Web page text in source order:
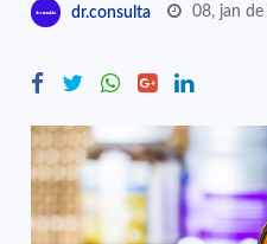
dr.consulta 08, jan